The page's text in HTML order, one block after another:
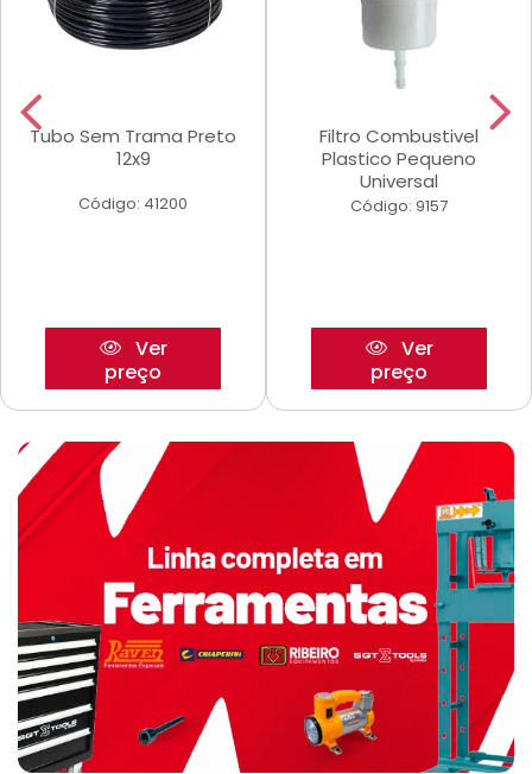
Tubo Sem Trama Preto
12x9
Código: 41200
Ver
preço
Filtro Combustivel
Plastico Pequeno
Universal
Código: 9157
Ver
preço